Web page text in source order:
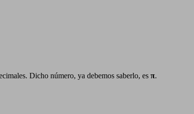
Dicho número, ya debemos saberlo, esπ.